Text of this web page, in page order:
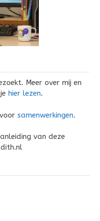
Meer over mij en
hier lezen.
samenwerkingen.
van deze